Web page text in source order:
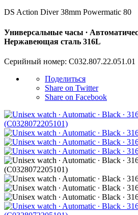
DS Action Diver 38mm Powermatic 80
Универсальные часы ∙
Нержавеющая сталь 316L
Серийный номер: C032.807.22.051.01
Поделиться
Share on Twitter
Share on Facebook